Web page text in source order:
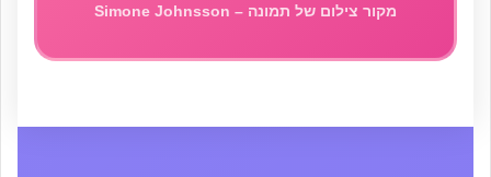
מקור צילום של תמונה – Simone Johnsson